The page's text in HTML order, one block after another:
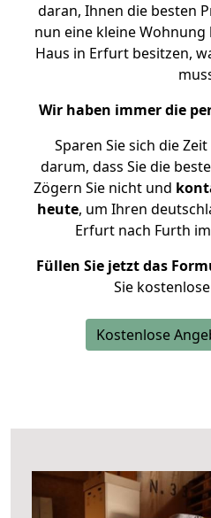
daran, Ihnen die besten
nun eine kleine
Haus in Erfurt besitzen,
Wir haben immer die
Sparen Sie sich die
darum, dass Sie die
Zögern Sie nicht und
heute, um Ihren
Erfurt nach Furth
Füllen Sie jetzt das
Sie
Kostenlose